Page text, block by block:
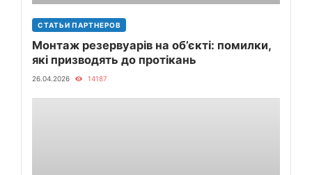
СТАТЬИ ПАРТНЕРОВ
Монтаж резервуарів на об’єкті: помилки,
які призводять до протікань
26.04.2026 14187